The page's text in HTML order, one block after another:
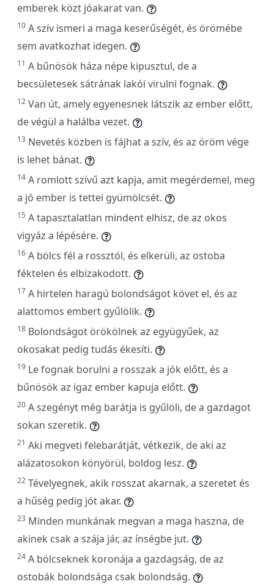
emberek közt jóakarat van.
10 A szív ismeri a maga keserűségét, és örömébe
sem avatkozhat idegen.
11 A bűnösök háza népe kipusztul, de a
becsületesek sátrának lakói virulni fognak.
12 Van út, amely egyenesnek látszik az ember előtt,
de végül a halálba vezet.
13 Nevetés közben is fájhat a szív, és az öröm vége
is lehet bánat.
14 A romlott szívű azt kapja, amit megérdemel, meg
a jó ember is tettei gyümölcsét.
15 A tapasztalatlan mindent elhisz, de az okos
vigyáz a lépésére.
16 A bölcs fél a rossztól, és elkerüli, az ostoba
féktelen és elbizakodott.
17 A hirtelen haragú bolondságot követ el, és az
alattomos embert gyűlölik.
18 Bolondságot örökölnek az együgyűek, az
okosakat pedig tudás ékesíti.
19 Le fognak borulni a rosszak a jók előtt, és a
bűnösök az igaz ember kapuja előtt.
20 A szegényt még barátja is gyűlöli, de a gazdagot
sokan szeretik.
21 Aki megveti felebarátját, vétkezik, de aki az
alázatosokon könyörül, boldog lesz.
22 Tévelyegnek, akik rosszat akarnak, a szeretet és
a hűség pedig jót akar.
23 Minden munkának megvan a maga haszna, de
akinek csak a szája jár, az ínségbe jut.
24 A bölcseknek koronája a gazdagság, de az
ostobák bolondsága csak bolondság.